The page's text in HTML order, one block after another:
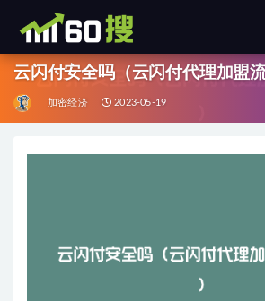
云闪付安全吗（云闪付代理加盟流
加密经济 2023-05-19